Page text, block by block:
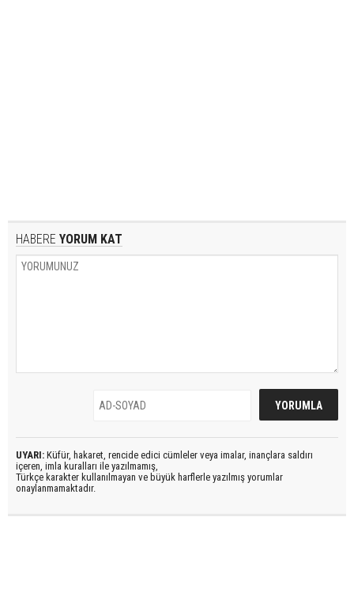
HABERE YORUM KAT
UYARI: Küfür, hakaret, rencide edici cümleler veya imalar, inançlara saldırı
içeren, imla kuralları ile yazılmamış,
Türkçe karakter kullanılmayan ve büyük harflerle yazılmış yorumlar
onaylanmamaktadır.